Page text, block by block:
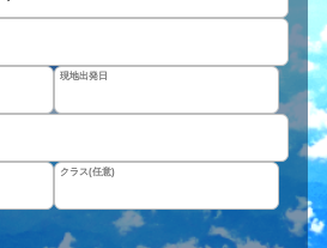
現地出発日
クラス(任意)